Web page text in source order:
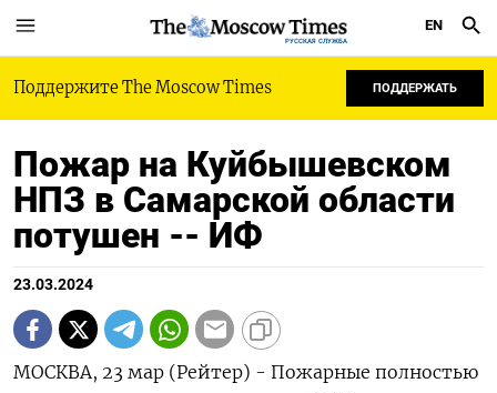
РУССКАЯ СЛУЖБА
EN
Поддержите The Moscow Times ПОДДЕРЖАТЬ
Пожар на Куйбышевском
НПЗ в Самарской области
потушен -- ИФ
23.03.2024
МОСКВА, 23 мар (Рейтер) - Пожарные полностью